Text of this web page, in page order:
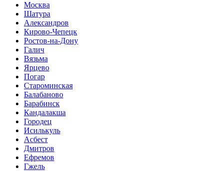
Москва
Шатура
Александров
Кирово-Чепецк
Ростов-на-Дону
Галич
Вязьма
Ярцево
Погар
Староминская
Балабаново
Барабинск
Кандалакша
Городец
Исилькуль
Асбест
Дмитров
Ефремов
Гжель